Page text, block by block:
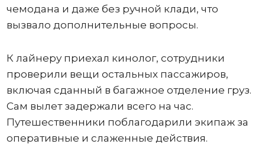
чемодана и даже без ручной клади, что
вызвало дополнительные вопросы.
К лайнеру приехал кинолог, сотрудники
проверили вещи остальных пассажиров,
включая сданный в багажное отделение груз.
Сам вылет задержали всего на час.
Путешественники поблагодарили экипаж за
оперативные и слаженные действия.